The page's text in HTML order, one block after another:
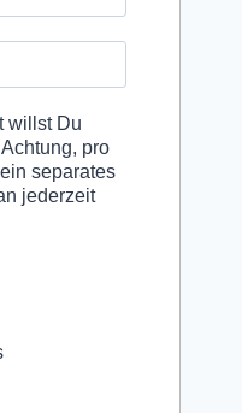
willst Du
pro
separates
jederzeit